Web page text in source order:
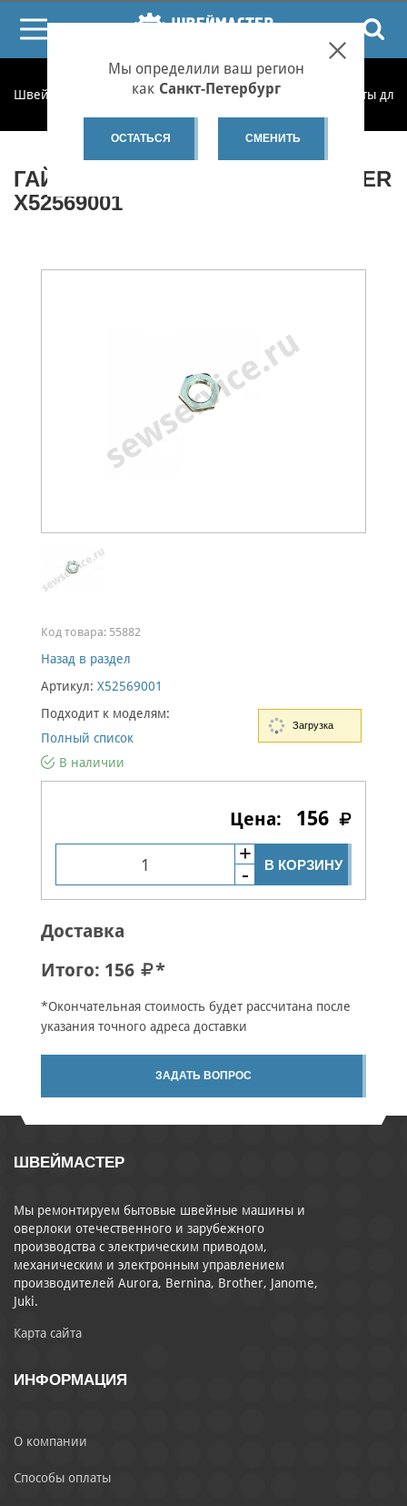
Мы определили ваш регион
как Санкт-Петербург
ОСТАТЬСЯ СМЕНИТЬ
Швеймастер Запчасти Запчасти по категориям Винты для
ГАЙКА ДАТЧИКА ПЯЛЕЦ BROTHER
X52569001
Код товара: 55882
Назад в раздел
Артикул: X52569001
Подходит к моделям:
Полный список
В наличии
156
В КОРЗИНУ
Доставка
Итого: 156 *
*Окончательная стоимость будет рассчитана после
указания точного адреса доставки
ЗАДАТЬ ВОПРОС
ШВЕЙМАСТЕР
Мы ремонтируем бытовые швейные машины и
оверлоки отечественного и зарубежного
производства с электрическим приводом,
механическим и электронным управлением
производителей Aurora, Bernina, Brother, Janome,
Juki.
Карта сайта
ИНФОРМАЦИЯ
О компании
Способы оплаты
Загрузка